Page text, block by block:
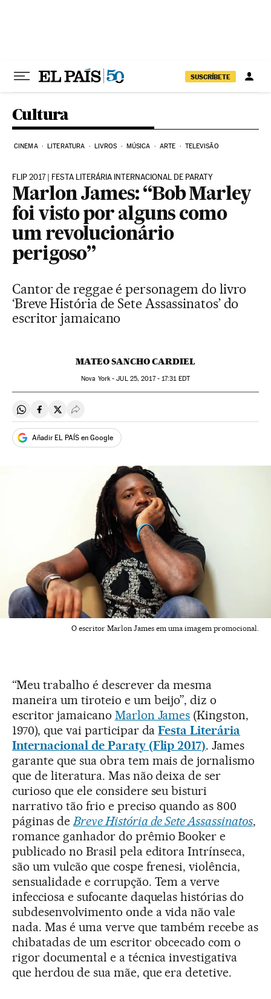
SUSCRÍBETE
Cultura
CINEMA LITERATURA LIVROS MÚSICA ARTE TELEVISÃO
FLIP 2017 | FESTA LITERÁRIA INTERNACIONAL DE PARATY
Marlon James: “Bob Marley
foi visto por alguns como
um revolucionário
perigoso”
Cantor de reggae é personagem do livro
‘Breve História de Sete Assassinatos’ do
escritor jamaicano
MATEO SANCHO CARDIEL
Nova York -JUL25, 2017 - 17:31EDT
Compartir en Whatsapp
Compartir en Facebook
Compartir en Twitter
Desplegar Redes Sociales
Añadir EL PAÍS en Google
O escritor Marlon James em uma imagem promocional.
“Meu trabalho é descrever da mesma
maneira um tiroteio e um beijo”, diz o
escritor jamaicano Marlon James (Kingston,
1970), que vai participar daFesta Literária
Internacional de Paraty (Flip 2017). James
garante que sua obra tem mais de jornalismo
que de literatura. Mas não deixa de ser
curioso que ele considere seu bisturi
narrativo tão frio e preciso quando as 800
páginas deBreve História de Sete Assassinatos,
romance ganhador do prêmio Booker e
publicado no Brasil pela editora Intrínseca,
são um vulcão que cospe frenesi, violência,
sensualidade e corrupção. Tem a verve
infecciosa e sufocante daquelas histórias do
subdesenvolvimento onde a vida não vale
nada. Mas é uma verve que também recebe as
chibatadas de um escritor obcecado com o
rigor documental e a técnica investigativa
que herdou de sua mãe, que era detetive.